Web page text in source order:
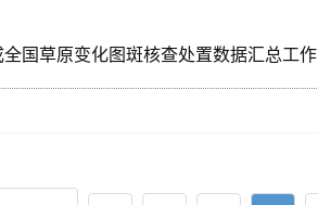
全国草原变化图斑核查处置数据汇总工作